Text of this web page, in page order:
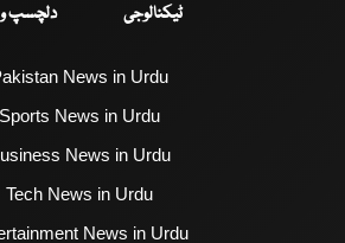
ٹیکنالوجی
دلچسپ
News in Urdu
Sports News in Urdu
News in Urdu
Tech News in Urdu
News in Urdu